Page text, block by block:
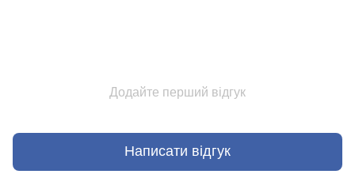
Додайте перший відгук
Написати відгук